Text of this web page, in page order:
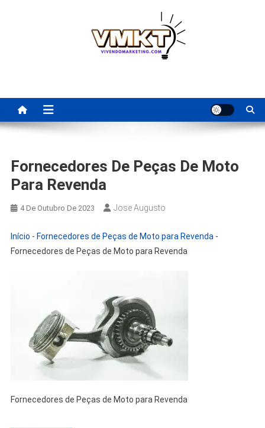
Para Revenda | Vivendo
Marketing
Fornecedores De Peças De Moto
Para Revenda
4 De Outubro De 2023 Jose Augusto
Início - Fornecedores de Peças de Moto para Revenda -
Fornecedores de Peças de Moto para Revenda
Fornecedores de Peças de Moto para Revenda